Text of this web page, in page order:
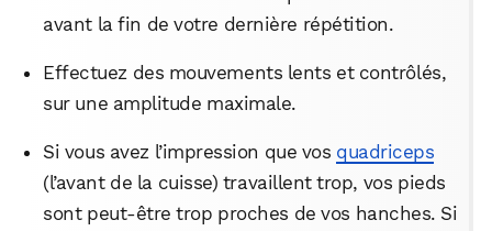
avant la fin de votre dernière répétition.
Effectuez des mouvements lents et contrôlés,
sur une amplitude maximale.
Si vous avez l’impression que vos quadriceps
(l’avant de la cuisse) travaillent trop, vos pieds
sont peut-être trop proches de vos hanches. Si